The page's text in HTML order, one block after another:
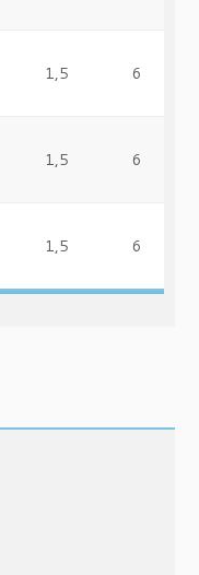
1,5 6
1,5 6
1,5 6